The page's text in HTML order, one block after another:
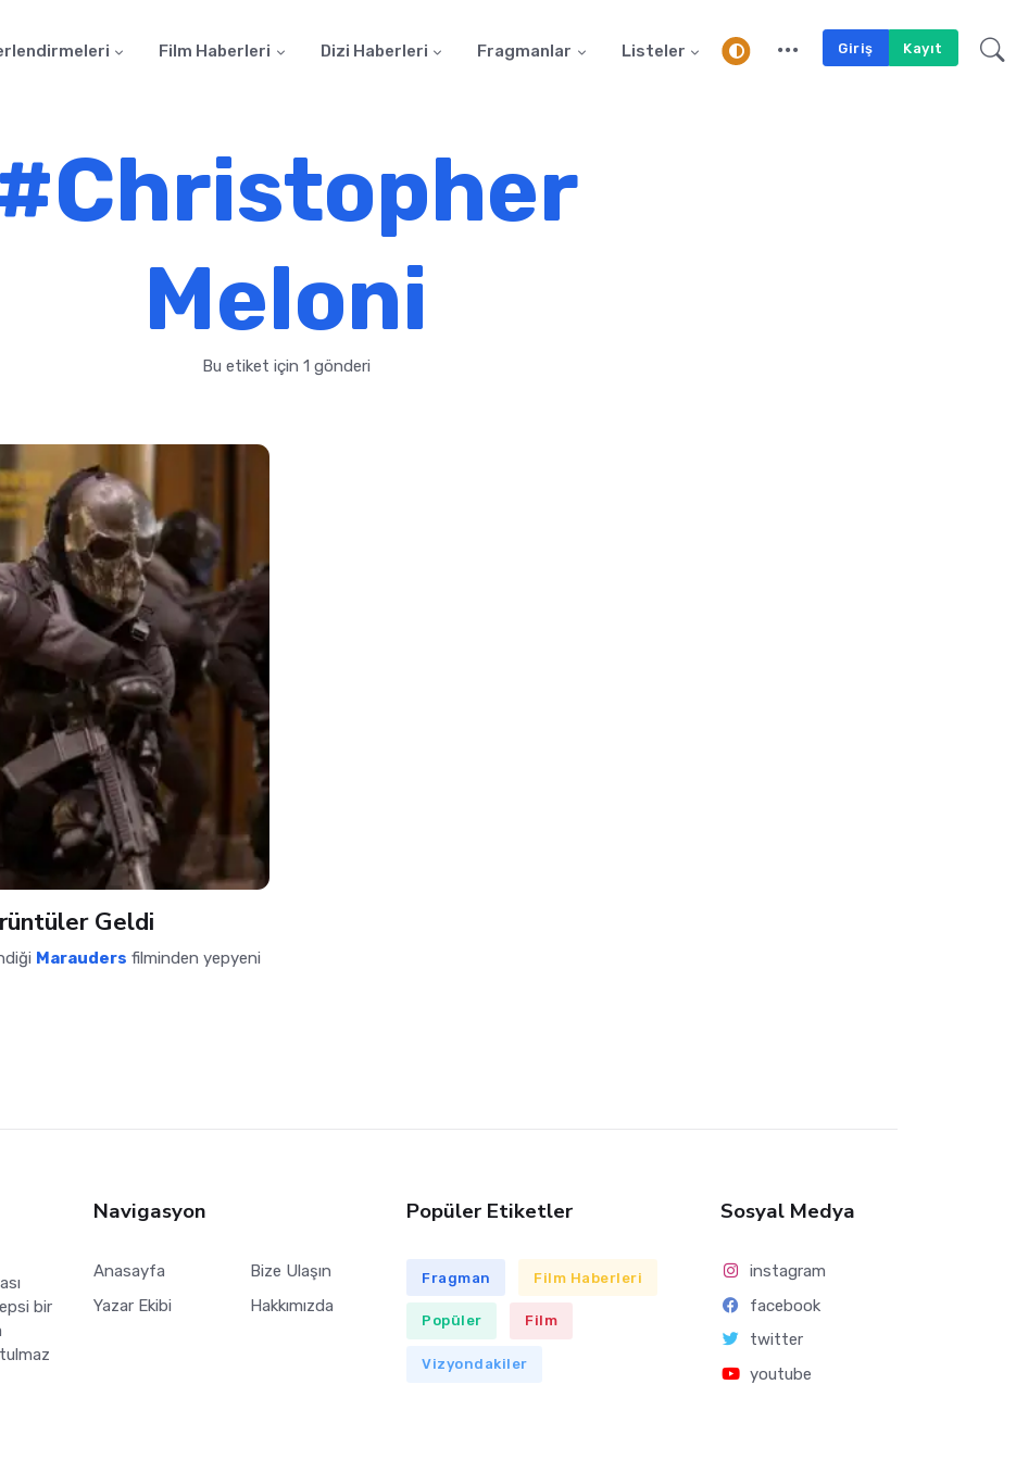
Film Haberleri Dizi Haberleri Fragmanlar Listeler Giriş Kayıt
Meloni
Bu etiket için 1 gönderi
Geldi
Marauders filminden yepyeni
bir
Navigasyon
Anasayfa
Yazar Ekibi
Bize Ulaşın
Hakkımızda
Popüler Etiketler
Fragman Film Haberleri
Popüler Film
Vizyondakiler
Sosyal Medya
instagram
facebook
twitter
youtube